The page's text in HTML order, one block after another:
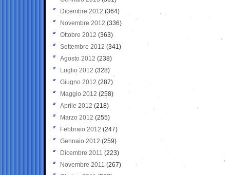
Dicembre 2012 (364)
Novembre 2012 (336)
Ottobre 2012 (363)
Settembre 2012 (341)
Agosto 2012 (238)
Luglio 2012 (328)
Giugno 2012 (287)
Maggio 2012 (258)
Aprile 2012 (218)
Marzo 2012 (255)
Febbraio 2012 (247)
Gennaio 2012 (259)
Dicembre 2011 (223)
Novembre 2011 (267)